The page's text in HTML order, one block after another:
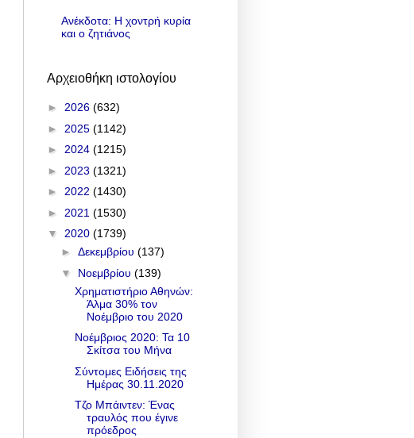
Ανέκδοτα: Η χοντρή κυρία
και ο ζητιάνος
Αρχειοθήκη ιστολογίου
► 2026 (632)
► 2025 (1142)
► 2024 (1215)
► 2023 (1321)
► 2022 (1430)
► 2021 (1530)
▼ 2020 (1739)
► Δεκεμβρίου (137)
▼ Νοεμβρίου (139)
Χρηματιστήριο Αθηνών:
Άλμα 30% τον
Νοέμβριο του 2020
Νοέμβριος 2020: Τα 10
Σκίτσα του Μήνα
Σύντομες Ειδήσεις της
Ημέρας 30.11.2020
Τζο Μπάιντεν: Ένας
τραυλός που έγινε
πρόεδρος